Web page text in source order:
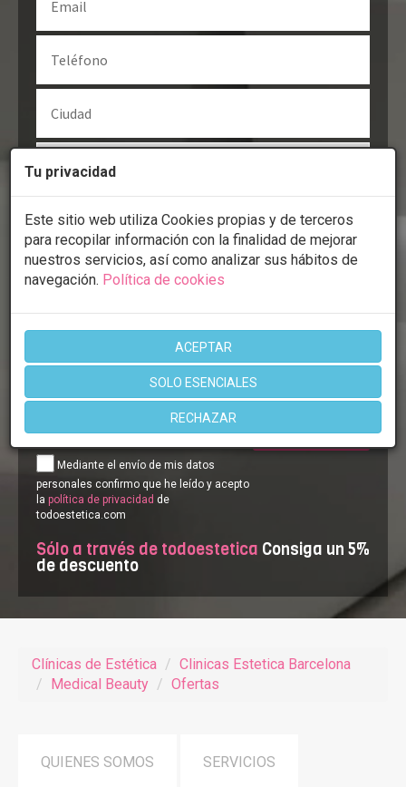
Tu privacidad
Este sitio web utiliza Cookies propias y de terceros
para recopilar información con la finalidad de mejorar
nuestros servicios, así como analizar sus hábitos de
navegación. Política de cookies
ACEPTAR
SOLO ESENCIALES
RECHAZAR
Comparar entre centros.
Mediante el envío de mis datos
personales confirmo que he leído y acepto
la política de privacidad de
todoestetica.com
Sólo a través de todoestetica Consiga un 5%
de descuento
Clínicas de Estética
Clinicas Estetica Barcelona
Medical Beauty
Ofertas
QUIENES SOMOS SERVICIOS